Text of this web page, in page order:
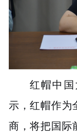
红帽中
示，红帽作为
商，将把国际